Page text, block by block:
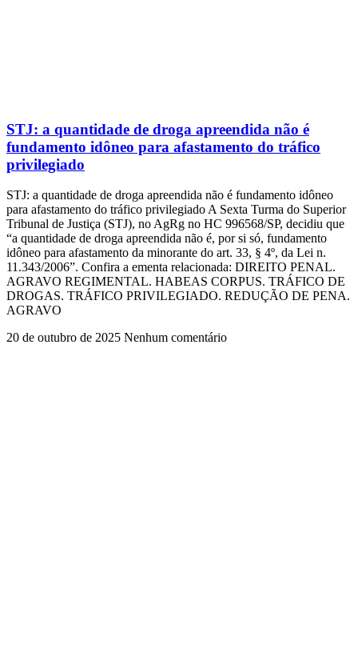
STJ: a quantidade de droga apreendida não é
fundamento idôneo para afastamento do tráfico
privilegiado
STJ: a quantidade de droga apreendida não é fundamento idôneo
para afastamento do tráfico privilegiado A Sexta Turma do Superior
Tribunal de Justiça (STJ), no AgRg no HC 996568/SP, decidiu que
“a quantidade de droga apreendida não é, por si só, fundamento
idôneo para afastamento da minorante do art. 33, § 4º, da Lei n.
11.343/2006”. Confira a ementa relacionada: DIREITO PENAL.
AGRAVO REGIMENTAL. HABEAS CORPUS. TRÁFICO DE
DROGAS. TRÁFICO PRIVILEGIADO. REDUÇÃO DE PENA.
AGRAVO
20 de outubro de 2025 Nenhum comentário